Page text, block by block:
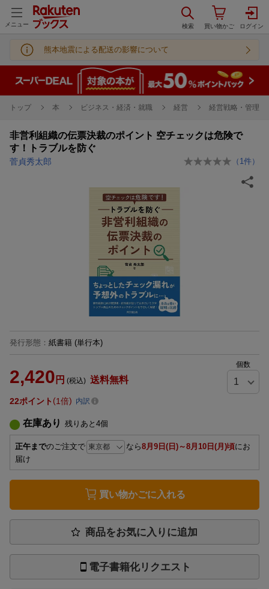
メニュー
熊本地震による配送の影響について
トップ 本 ビジネス・経済・就職 経営 経営戦略・管理
非営利組織の伝票決裁のポイント 空チェックは危険で
す！トラブルを防ぐ
菅貞秀太郎 （ 1 件）
発行形態 ： 紙書籍 (単行本)
2,420 円 (税込) 送料無料
個数
22ポイント 1倍 内訳
在庫あり 残りあと 4個
正午までのご注文で なら8月9日(日)～8月10日(月)頃にお
届け
買い物かごに入れる
商品をお気に入りに追加
電子書籍化リクエスト